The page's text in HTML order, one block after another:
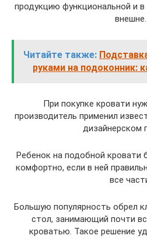
продукцию функциональной и
внешне.
Читайте также:
руками на подоконник:
При покупке кровати
производитель применил
дизайнерском
Ребенок на подобной кровати
комфортно, если в ней
все
Большую популярность обрел
стол, занимающий почти
кроватью. Такое решение